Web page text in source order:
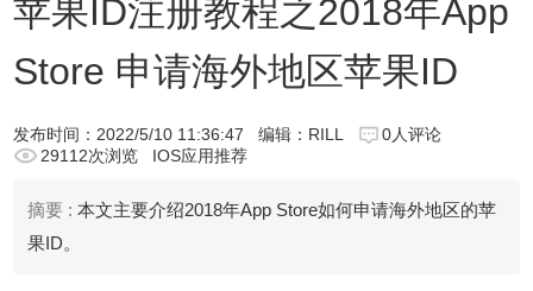
苹果ID注册教程之2018年App
Store 申请海外地区苹果ID
发布时间： 2022/5/10 11:36:47 编辑：RILL
0人评论
29112次浏览
IOS应用推荐
摘要 : 本文主要介绍2018年App Store如何申请海外地区的苹
果ID。